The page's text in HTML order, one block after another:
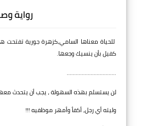
رواية
للحياة معناها السامي،كزهرة جورية تفتحت
كفيل بأن ينسيك وجعها.
.................................
لن يستسلم بهذه السهولة ، يجب أن يتحدث
وليته أي رجل، أكفأ وأمهر موظفيه !!!